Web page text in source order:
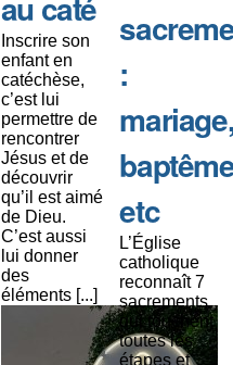
Inscrire son
enfant en
catéchèse,
c’est lui
permettre de
rencontrer
Jésus et de
découvrir
qu’il est aimé
de Dieu.
C’est aussi
lui donner
des
éléments [...]
:
etc
L’Église
catholique
reconnaît 7
sacrements
qui touchent
toutes les
étapes et